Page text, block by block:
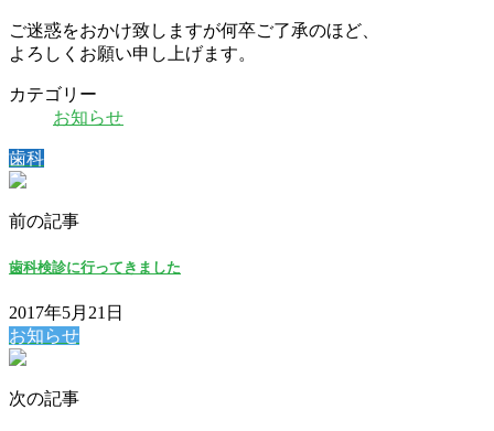
ご迷惑をおかけ致しますが何卒ご了承のほど、
よろしくお願い申し上げます。
カテゴリー
お知らせ
歯科
前の記事
歯科検診に行ってきました
2017年5月21日
お知らせ
次の記事